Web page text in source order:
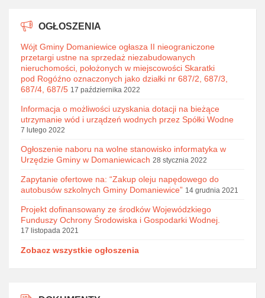
OGŁOSZENIA
Wójt Gminy Domaniewice ogłasza II nieograniczone
przetargi ustne na sprzedaż niezabudowanych
nieruchomości, położonych w miejscowości Skaratki
pod Rogóźno oznaczonych jako działki nr 687/2, 687/3,
687/4, 687/5 17 października 2022
Informacja o możliwości uzyskania dotacji na bieżące
utrzymanie wód i urządzeń wodnych przez Spółki Wodne
7 lutego 2022
Ogłoszenie naboru na wolne stanowisko informatyka w
Urzędzie Gminy w Domaniewicach 28 stycznia 2022
Zapytanie ofertowe na: “Zakup oleju napędowego do
autobusów szkolnych Gminy Domaniewice” 14 grudnia 2021
Projekt dofinansowany ze środków Wojewódzkiego
Funduszy Ochrony Środowiska i Gospodarki Wodnej.
17 listopada 2021
Zobacz wszystkie ogłoszenia